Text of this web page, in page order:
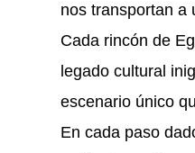
nos transportan a
Cada rincón de
legado cultural
escenario único
En cada paso